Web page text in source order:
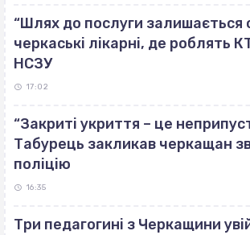
“Шлях до послуги залишається
черкаські лікарні, де роблять
НСЗУ
17:02
“Закриті укриття – це
Табурець закликав черкащан
поліцію
16:35
Три педагогині з Черкащини